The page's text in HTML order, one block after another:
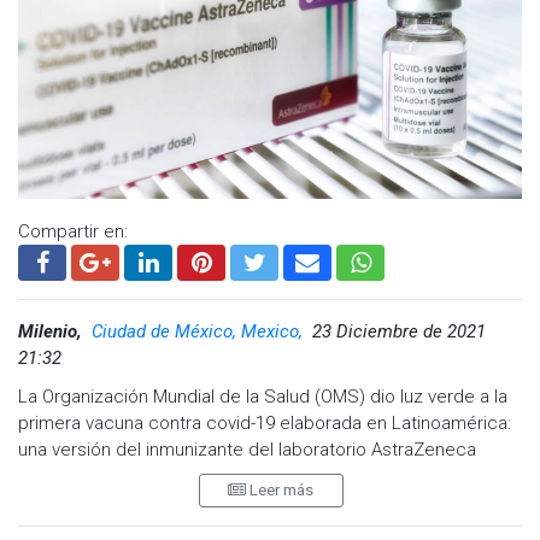
Compartir en:
Milenio, Ciudad de México, Mexico, 23 Diciembre de 2021
21:32
La Organización Mundial de la Salud (OMS) dio luz verde a la
primera vacuna contra covid-19 elaborada en Latinoamérica:
una versión del inmunizante del laboratorio AstraZeneca
fabricada conjuntamente por Argentina y México, dijo el
jueves la Organización Panamericana de la Salud (OPS),
oficina de la OMS para las Américas.
Leer más